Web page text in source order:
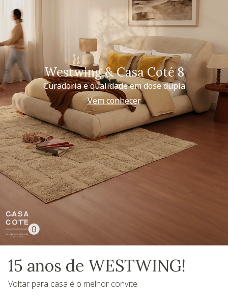
Westwing & Casa Coté 8
Curadoria e qualidade em dose dupla
Vem conhecer
15 anos de WESTWING!
Voltar para casa é o melhor convite